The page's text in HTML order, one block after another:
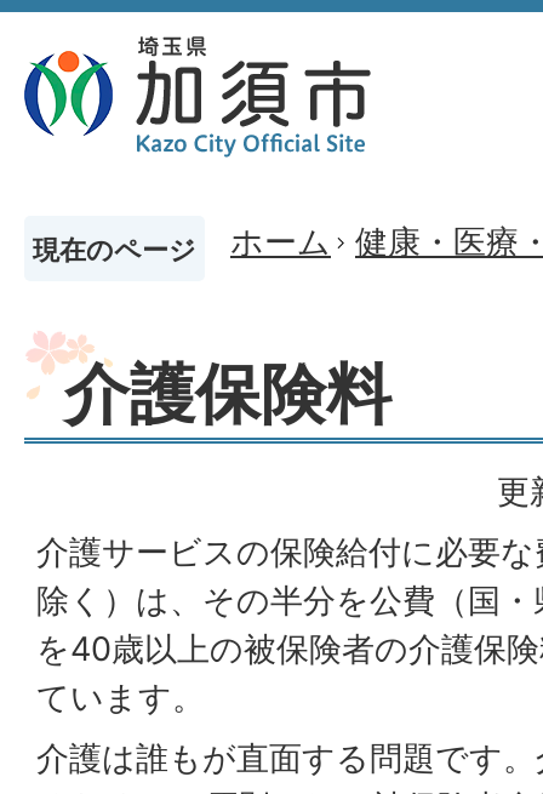
現在のページ ホーム 健康・医療
介護保険料
更
介護サービスの保険給付に必要
除く）は、その半分を公費（国
を40歳以上の被保険者の介護保
ています。
介護は誰もが直面する問題です